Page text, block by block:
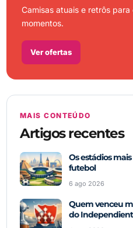
Camisas atuais e retrôs
momentos.
Ver ofertas
MAIS CONTEÚDO
Artigos recentes
Os estádios
futebol
6 ago 2026
Quem venceu
do